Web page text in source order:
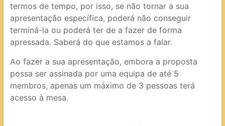
termos de tempo, por isso, se não tornar a sua
apresentação específica, poderá não conseguir
terminá-la ou poderá ter de a fazer de forma
apressada. Saberá do que estamos a falar.
Ao fazer a sua apresentação, embora a proposta
possa ser assinada por uma equipa de até 5
membros, apenas um máximo de 3 pessoas terá
acesso à mesa.